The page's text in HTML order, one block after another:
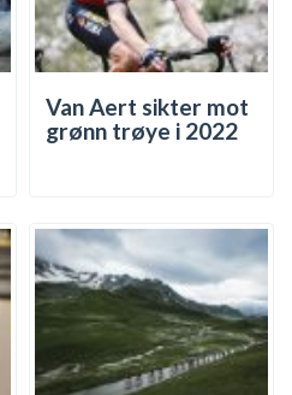
Van Aert sikter mot
grønn trøye i 2022